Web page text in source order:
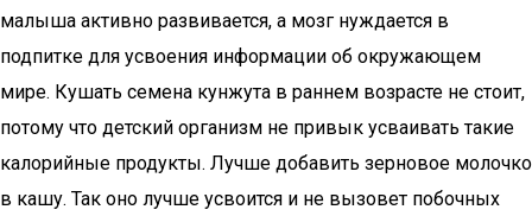
малыша активно развивается, а мозг нуждается в
подпитке для усвоения информации об окружающем
мире. Кушать семена кунжута в раннем возрасте не стоит,
потому что детский организм не привык усваивать такие
калорийные продукты. Лучше добавить зерновое молочко
в кашу. Так оно лучше усвоится и не вызовет побочных